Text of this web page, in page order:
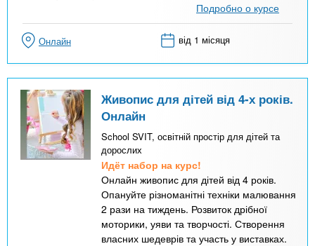
Подробно о курсе
Онлайн від 1 місяця
Живопис для дітей від 4-х років.
Онлайн
School SVIT, освітній простір для дітей та
дорослих
Идёт набор на курс!
Онлайн живопис для дітей від 4 років.
Опануйте різноманітні техніки малювання
2 рази на тиждень. Розвиток дрібної
моторики, уяви та творчості. Створення
власних шедеврів та участь у виставках.